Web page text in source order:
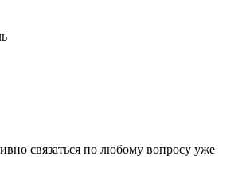
связаться по любому вопросу уже